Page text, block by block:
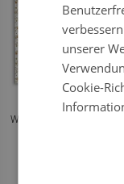
WANDVERKLEIDUNG
unserer
Cookie-